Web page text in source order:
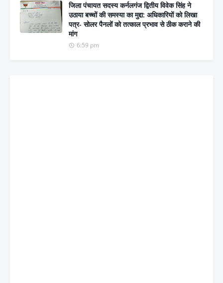
जिला पंचायत सदस्य कर्नलगंज द्वितीय विवेक सिंह ने
उठाया बच्चों की समस्या का मुद्दा: अधिकारियों को लिखा
पत्र- सोलर पैनलों को तत्काल प्रभाव से ठीक कराने की
मांग
6:59 pm